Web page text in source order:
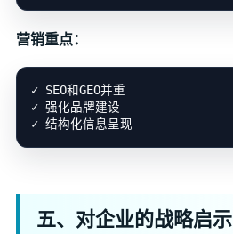
营销重点：
✓ SEO和GEO并重
✓ 强化品牌建设
五、对企业的战略启示